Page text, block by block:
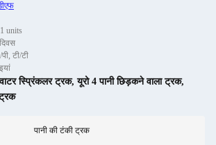
units
टी/टी
स्प्रिंकलर ट्रक,यूरो 4 पानी छिड़कने वाला ट्रक,
पानी की टंकी ट्रक